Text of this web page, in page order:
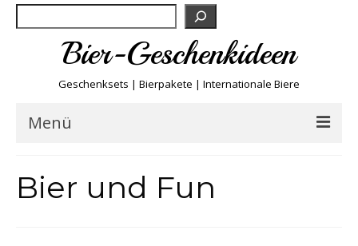
Bier-Geschenkideen
Geschenksets | Bierpakete | Internationale Biere
Menü
Bier und Fun